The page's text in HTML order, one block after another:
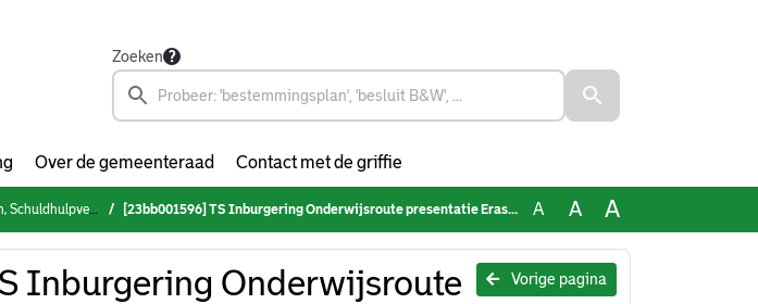
Zoeken
Over de gemeenteraad Contact met de griffie
(woensdag 1 februari 2023) [23bb001596] TS Inburgering Onderwijsroute presentatie Erasmus HBO WO A A A
Vorige pagina
Inburgering Onderwijsroute